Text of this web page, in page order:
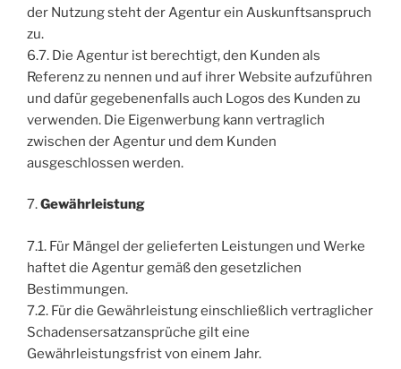
der Nutzung steht der Agentur ein Auskunftsanspruch
zu.
6.7. Die Agentur ist berechtigt, den Kunden als
Referenz zu nennen und auf ihrer Website aufzuführen
und dafür gegebenenfalls auch Logos des Kunden zu
verwenden. Die Eigenwerbung kann vertraglich
zwischen der Agentur und dem Kunden
ausgeschlossen werden.
7.Gewährleistung
7.1. Für Mängel der gelieferten Leistungen und Werke
haftet die Agentur gemäß den gesetzlichen
Bestimmungen.
7.2. Für die Gewährleistung einschließlich vertraglicher
Schadensersatzansprüche gilt eine
Gewährleistungsfrist von einem Jahr.